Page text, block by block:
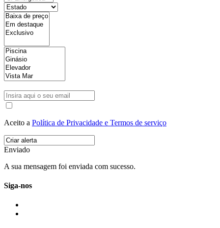
Aceito a Política de Privacidade e Termos de serviço
Enviado
A sua mensagem foi enviada com sucesso.
Siga-nos